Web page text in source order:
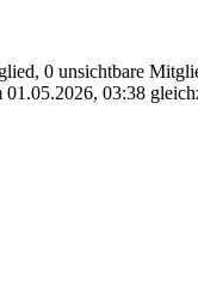
0 unsichtbare
01.05.2026, 03:38